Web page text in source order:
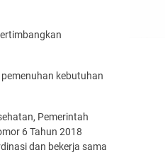
kebutuhan
Pemerintah
6 Tahun 2018
dan bekerja sama